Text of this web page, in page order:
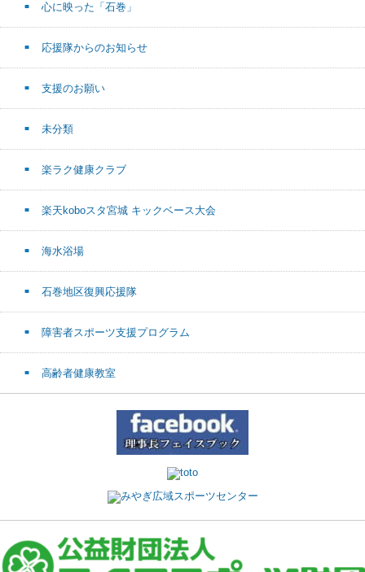
心に映った「石巻」
応援隊からのお知らせ
支援のお願い
未分類
楽ラク健康クラブ
楽天koboスタ宮城 キックベース大会
海水浴場
石巻地区復興応援隊
障害者スポーツ支援プログラム
高齢者健康教室